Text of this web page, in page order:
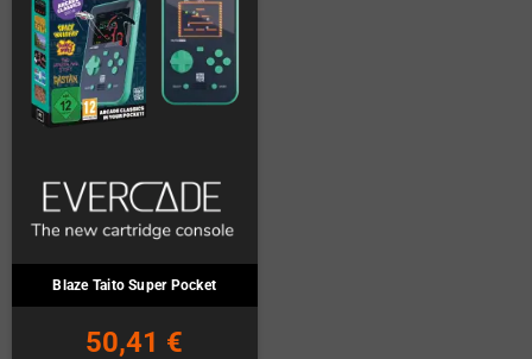
Blaze Taito Super Pocket
50,41 €